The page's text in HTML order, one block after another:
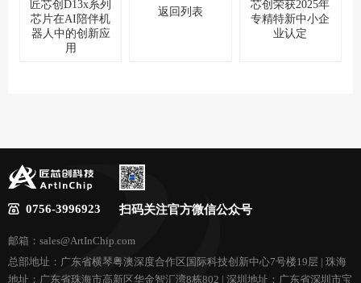
匠芯创D13x系列
芯片在AI陪伴机
器人中的创新应
用
返回列表
芯创荣获2025年
专精特新中小企
业认定
0756-3996923 扫码关注官方微信公众号
邮箱：sales@ArtInChip.com
总部地址：广东省横琴粤澳深度合作区国际科技创新中心7号楼19层 | 珠海
地址：广东省珠海市高新区华金智汇湾8栋802 | 深圳地址：广东省深圳市宝